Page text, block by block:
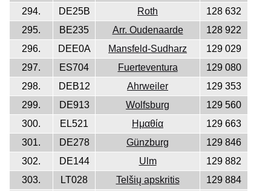
294.
DE25B Roth
128 632
295.
BE235 Arr. Oudenaarde
128 922
296.
DEE0A Mansfeld-Sudharz
129 029
297.
ES704 Fuerteventura
129 080
298.
DEB12 Ahrweiler
129 353
299.
DE913 Wolfsburg
129 560
300.
EL521 Ημαθία
129 663
301.
DE278 Günzburg
129 846
302.
DE144 Ulm
129 882
303.
LT028 Telšių apskritis 129 884